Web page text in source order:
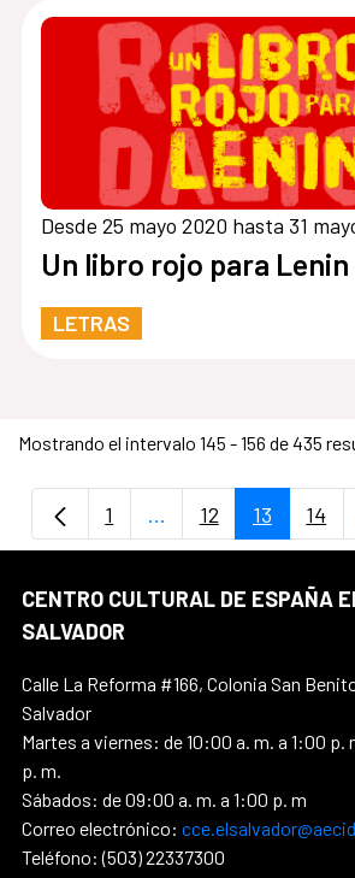
Desde 25 mayo 2020 hasta 31
Un libro rojo para Lenin
LETRAS
Mostrando el intervalo 145 - 156 de 435
Página
1 ...Páginas intermedias
Página
12 Página
13 14
CENTRO CULTURAL DE ESPAÑA
SALVADOR
Calle La Reforma #166, Colonia San
Salvador
Martes a viernes: de 10:00 a. m. a 1:00 p.
p. m.
Sábados: de 09:00 a. m. a 1:00 p. m
Correo electrónico:
Teléfono: (503) 22337300